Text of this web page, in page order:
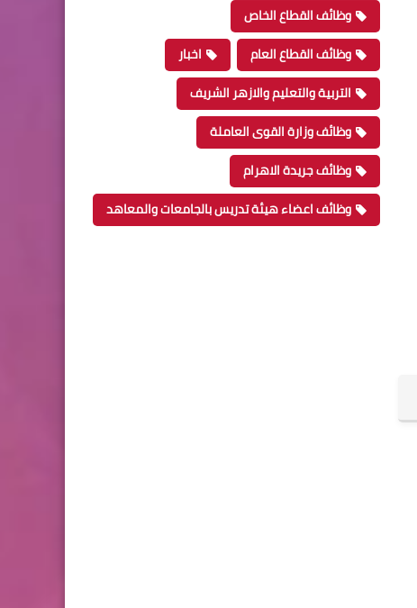
وظائف القطاع الخاص
وظائف القطاع العام
اخبار
التربية والتعليم والازهر الشريف
وظائف وزارة القوى العاملة
وظائف جريدة الاهرام
وظائف اعضاء هيئة تدريس بالجامعات والمعاهد